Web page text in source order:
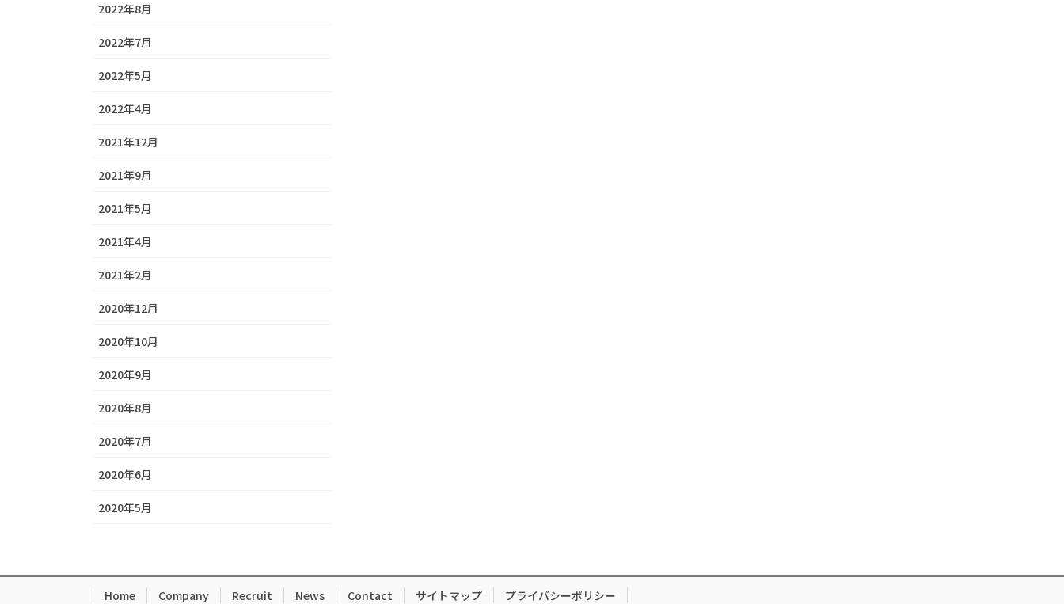
2022年8月
2022年7月
2022年5月
2022年4月
2021年12月
2021年9月
2021年5月
2021年4月
2021年2月
2020年12月
2020年10月
2020年9月
2020年8月
2020年7月
2020年6月
2020年5月
Home Company Recruit News Contact サイトマップ プライバシーポリシー